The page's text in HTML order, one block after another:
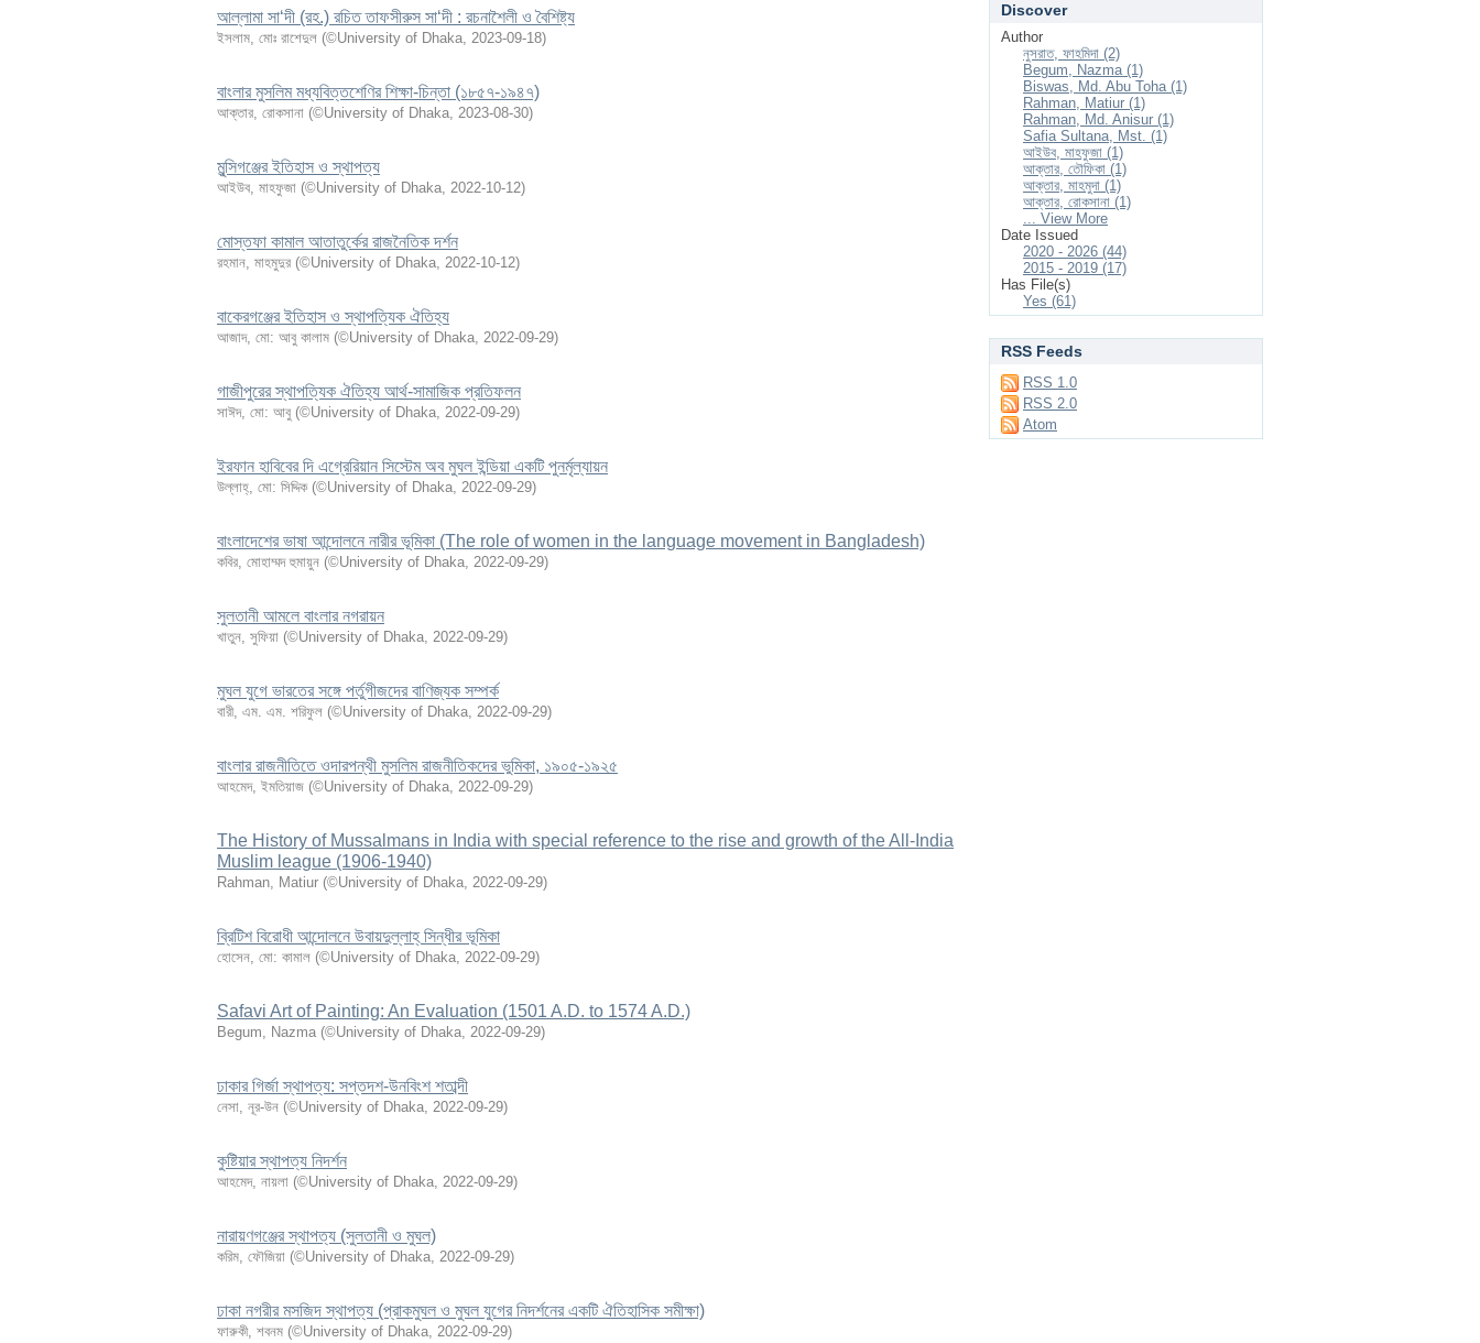
আল্লামা সা‘দী (রহ.) রচিত তাফসীরুস সা‘দী : রচনাশৈলী ও বৈশিষ্ট্য
ইসলাম, মোঃ রাশেদুল (©University of Dhaka, 2023-09-18)
বাংলার মুসলিম মধ্যবিত্তশেণির শিক্ষা-চিন্তা (১৮৫৭-১৯৪৭)
আক্তার, রোকসানা (©University of Dhaka, 2023-08-30)
মুন্সিগঞ্জের ইতিহাস ও স্থাপত্য
আইউব, মাহফুজা (©University of Dhaka, 2022-10-12)
মোস্তফা কামাল আতাতুর্কের রাজনৈতিক দর্শন
রহমান, মাহমুদুর (©University of Dhaka, 2022-10-12)
বাকেরগঞ্জের ইতিহাস ও স্থাপত্যিক ঐতিহ্য
আজাদ, মো: আবু কালাম (©University of Dhaka, 2022-09-29)
গাজীপুরের স্থাপত্যিক ঐতিহ্য আর্থ-সামাজিক প্রতিফলন
সাঈদ, মো: আবু (©University of Dhaka, 2022-09-29)
ইরফান হাবিবের দি এগ্রেরিয়ান সিস্টেম অব মুঘল ইন্ডিয়া একটি পুনর্মৃল্যায়ন
উল্লাহ্, মো: সিদ্দিক (©University of Dhaka, 2022-09-29)
বাংলাদেশের ভাষা আন্দোলনে নারীর ভূমিকা (The role of women in the language movement in Bangladesh)
কবির, মোহাম্মদ হুমায়ুন (©University of Dhaka, 2022-09-29)
সুলতানী আমলে বাংলার নগরায়ন
খাতুন, সুফিয়া (©University of Dhaka, 2022-09-29)
মুঘল যুগে ভারতের সঙ্গে পর্তুগীজদের বাণিজ্যক সম্পর্ক
বারী, এম. এম. শরিফুল (©University of Dhaka, 2022-09-29)
বাংলার রাজনীতিতে ওদারপন্থী মুসলিম রাজনীতিকদের ভুমিকা, ১৯০৫-১৯২৫
আহমেদ, ইমতিয়াজ (©University of Dhaka, 2022-09-29)
The History of Mussalmans in India with special reference to the rise and growth of the All-India
Muslim league (1906-1940)
Rahman, Matiur (©University of Dhaka, 2022-09-29)
ব্রিটিশ বিরোধী আন্দোলনে উবায়দুল্লাহ্ সিন্ধীর ভূমিকা
হোসেন, মো: কামাল (©University of Dhaka, 2022-09-29)
Safavi Art of Painting: An Evaluation (1501 A.D. to 1574 A.D.)
Begum, Nazma (©University of Dhaka, 2022-09-29)
ঢাকার গির্জা স্থাপত্য: সপ্তদশ-উনবিংশ শতাব্দী
নেসা, নূর-উন (©University of Dhaka, 2022-09-29)
কুষ্টিয়ার স্থাপত্য নিদর্শন
আহমেদ, নায়লা (©University of Dhaka, 2022-09-29)
নারায়ণগঞ্জের স্থাপত্য (সুলতানী ও মুঘল)
করিম, ফৌজিয়া (©University of Dhaka, 2022-09-29)
ঢাকা নগরীর মসজিদ স্থাপত্য (প্রাকমুঘল ও মুঘল যুগের নিদর্শনের একটি ঐতিহাসিক সমীক্ষা)
ফারুকী, শবনম (©University of Dhaka, 2022-09-29)
Discover
Author
নুসরাত, ফাহমিদা (2)
Begum, Nazma (1)
Biswas, Md. Abu Toha (1)
Rahman, Matiur (1)
Rahman, Md. Anisur (1)
Safia Sultana, Mst. (1)
আইউব, মাহফুজা (1)
আক্তার, তৌফিকা (1)
আক্তার, মাহমুদা (1)
আক্তার, রোকসানা (1)
... View More
Date Issued
2020 - 2026 (44)
2015 - 2019 (17)
Has File(s)
Yes (61)
RSS Feeds
RSS 1.0
RSS 2.0
Atom